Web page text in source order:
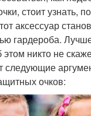
стоит узнать,
аксессуар
гардероба.
никто не
следующие
очков: